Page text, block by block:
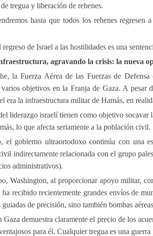
tregua y liberación de rehenes.
hasta que todos los rehenes regresen
de Israel a las hostilidades es una
agravando la crisis: la nueva
la Fuerza Aérea de las Fuerzas de
objetivos en la Franja de Gaza. A pesar
era la infraestructura militar de Hamás, en
liderazgo israelí tienen como objetivo socavar
lo que afecta seriamente a la población civil.
el gobierno ultraortodoxo continúa con una
indirectamente relacionada con el grupo
administrativos).
Washington, al proporcionar apoyo militar,
recibido recientemente grandes envíos de
de precisión, sino también bombas
Gaza demuestra claramente el precio de los
para él. Cualquier tregua es una guerra